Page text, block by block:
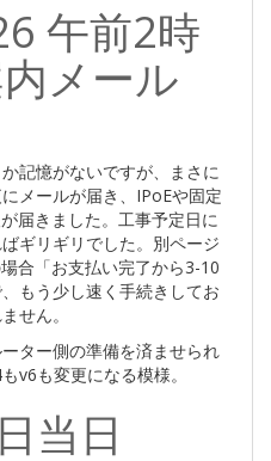
午前2時
メール
記憶がないですが、まさに
メールが届き、IPoEや固定
届きました。工事予定日に
ギリギリでした。別ページ
合「お支払い完了から3-10
もう少し速く手続きしてお
せん。
ター側の準備を済ませられ
v6も変更になる模様。
当日